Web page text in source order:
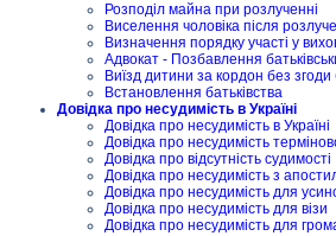
Розподіл майна при розлученні
Виселення чоловіка після
Визначення порядку участі у
Адвокат - Позбавлення
Виїзд дитини за кордон без згоди
Встановлення батьківства
Довідка про несудимість в Україні
Довідка про несудимість в Україні
Довідка про несудимість
Довідка про відсутність судимості
Довідка про несудимість з
Довідка про несудимість для
Довідка про несудимість для візи
Довідка про несудимість для